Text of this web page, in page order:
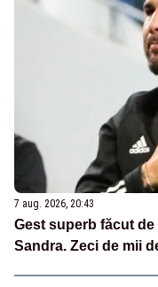
7 aug. 2026, 20:43
Gest superb făcut
Sandra. Zeci de mii